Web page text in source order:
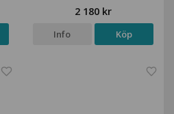
2 180 kr
Info Köp